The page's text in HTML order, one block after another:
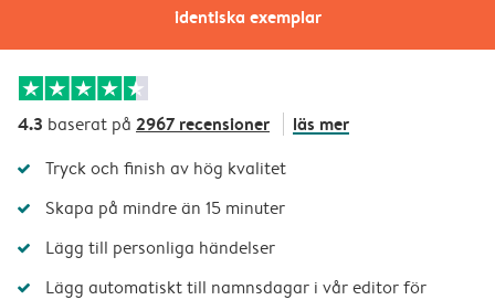
identiska exemplar
4.3 baserat på 2967 recensioner läs mer
Tryck och finish av hög kvalitet
Skapa på mindre än 15 minuter
Lägg till personliga händelser
Lägg automatiskt till namnsdagar i vår editor för